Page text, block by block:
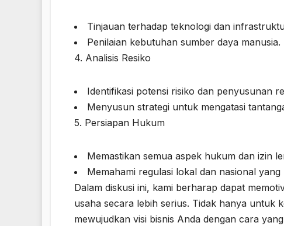
Tinjauan terhadap teknologi dan
Penilaian kebutuhan sumber daya manusia.
4. Analisis Resiko
Identifikasi potensi risiko dan penyusunan
Menyusun strategi untuk mengatasi
5. Persiapan Hukum
Memastikan semua aspek hukum dan izin
Memahami regulasi lokal dan nasional
Dalam diskusi ini, kami berharap dapat
usaha secara lebih serius. Tidak hanya untuk
mewujudkan visi bisnis Anda dengan cara